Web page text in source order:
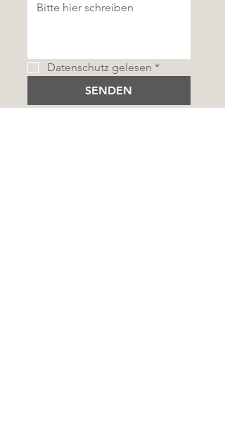
Datenschutz gelesen *
SENDEN